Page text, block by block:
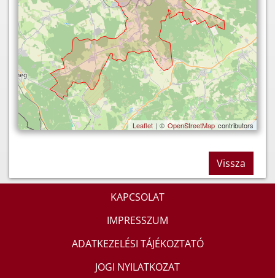
Leaflet | © OpenStreetMap contributors
Vissza
KAPCSOLAT
IMPRESSZUM
ADATKEZELÉSI TÁJÉKOZTATÓ
JOGI NYILATKOZAT